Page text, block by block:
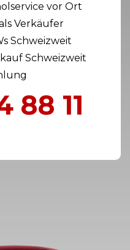
vor Ort
Verkäufer
Schweizweit
Schweizweit
88 11